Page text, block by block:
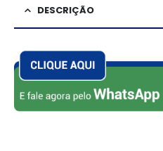
DESCRIÇÃO